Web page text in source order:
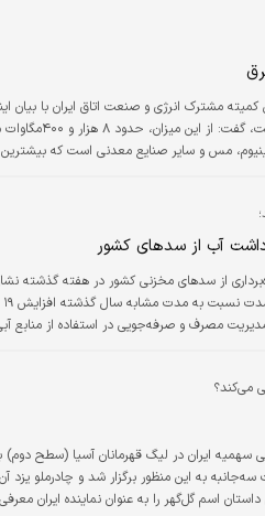
مشترک انرژی و صنعت اتاق ایران با بیان
بین ۱۷ تا ۲۰هزار
مس و سایر صنایع معدنی است که
از سدهای مخزنی کشور در هفته گذشته
مصرف و صرفه‌جویی در استفاده از منابع
می‌کند؟
سهمیه ایران در لیگ قهرمانان آسیا (سطح دوم)
به این منظور برگزار شد و چادرملو یزد
اسم گل‌گهر را به عنوان نماینده ایران